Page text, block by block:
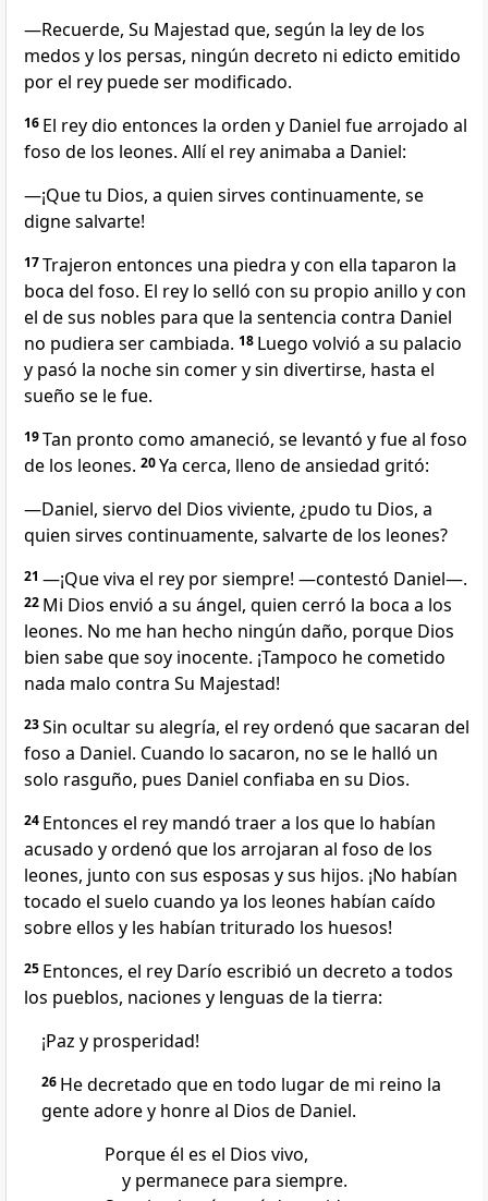
—Recuerde, Su Majestad que, según la ley de los
medos y los persas, ningún decreto ni edicto emitido
por el rey puede ser modificado.
16 El rey dio entonces la orden y Daniel fue arrojado al
foso de los leones. Allí el rey animaba a Daniel:
—¡Que tu Dios, a quien sirves continuamente, se
digne salvarte!
17Trajeron entonces una piedra y con ella taparon la
boca del foso. El rey lo selló con su propio anillo y con
el de sus nobles para que la sentencia contra Daniel
no pudiera ser cambiada. 18 Luego volvió a su palacio
y pasó la noche sin comer y sin divertirse, hasta el
sueño se le fue.
19Tan pronto como amaneció, se levantó y fue al foso
de los leones. 20Ya cerca, lleno de ansiedad gritó:
—Daniel, siervo del Dios viviente, ¿pudo tu Dios, a
quien sirves continuamente, salvarte de los leones?
21 —¡Que viva el rey por siempre! —contestó Daniel—.
22 Mi Dios envió a su ángel, quien cerró la boca a los
leones. No me han hecho ningún daño, porque Dios
bien sabe que soy inocente. ¡Tampoco he cometido
nada malo contra Su Majestad!
23Sin ocultar su alegría, el rey ordenó que sacaran del
foso a Daniel. Cuando lo sacaron, no se le halló un
solo rasguño, pues Daniel confiaba en su Dios.
24 Entonces el rey mandó traer a los que lo habían
acusado y ordenó que los arrojaran al foso de los
leones, junto con sus esposas y sus hijos. ¡No habían
tocado el suelo cuando ya los leones habían caído
sobre ellos y les habían triturado los huesos!
25 Entonces, el rey Darío escribió un decreto a todos
los pueblos, naciones y lenguas de la tierra:
¡Paz y prosperidad!
26 He decretado que en todo lugar de mi reino la
gente adore y honre al Dios de Daniel.
Porque él es el Dios vivo,
y permanece para siempre.